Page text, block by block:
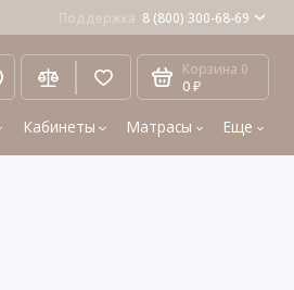
Поддержка 8 (800) 300-68-69
Корзина 0
0 ₽
Кабинеты Матрасы Еще